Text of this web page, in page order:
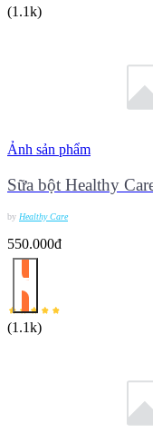
(1.1k)
Ảnh sản phẩm
Sữa bột Healthy
by Healthy Care
550.000đ
(1.1k)